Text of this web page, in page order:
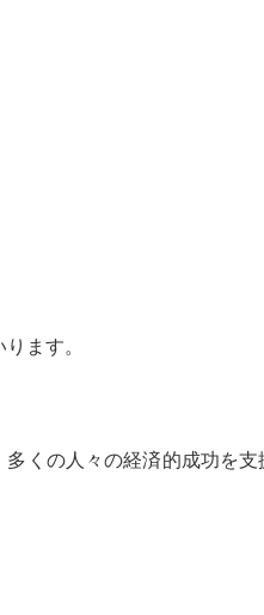
ます。
多くの人々の経済的成功を